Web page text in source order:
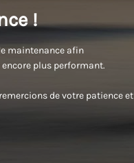
!
maintenance afin
plus performant.
de votre patience et